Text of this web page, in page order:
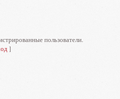
пользователи.
]